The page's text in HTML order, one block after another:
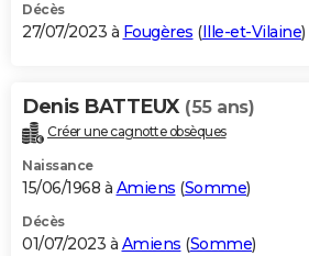
Décès
27/07/2023 à Fougères (Ille-et-Vilaine)
Denis BATTEUX (55 ans)
Créer une cagnotte obsèques
Naissance
15/06/1968 à Amiens (Somme)
Décès
01/07/2023 à Amiens (Somme)